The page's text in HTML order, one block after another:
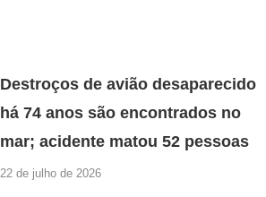
Destroços de avião desaparecido
há 74 anos são encontrados no
mar; acidente matou 52 pessoas
22 de julho de 2026